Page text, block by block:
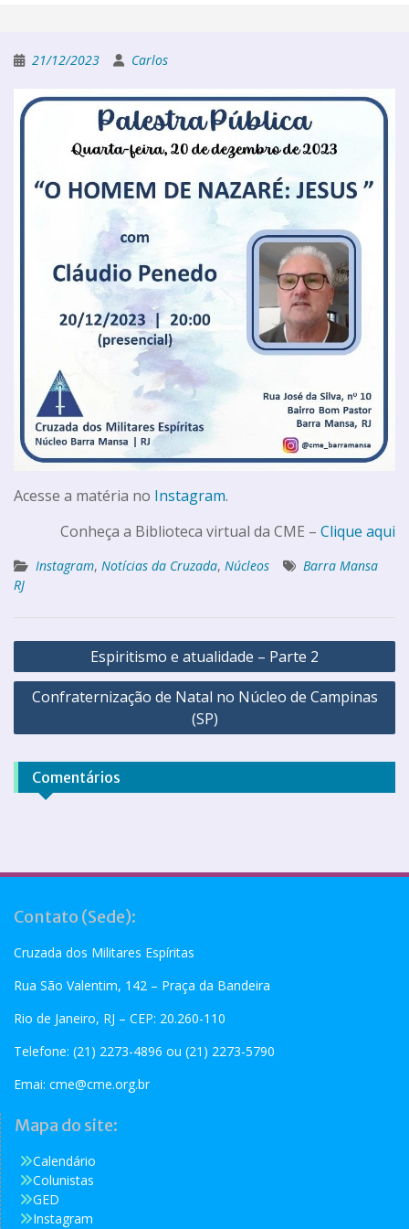
21/12/2023 Carlos
Acesse a matéria no Instagram.
Conheça a Biblioteca virtual da CME – Clique aqui
Instagram, Notícias da Cruzada, Núcleos
Barra Mansa
RJ
Espiritismo e atualidade – Parte 2
Confraternização de Natal no Núcleo de Campinas
(SP)
Comentários
Contato (Sede):
Cruzada dos Militares Espíritas
Rua São Valentim, 142 – Praça da Bandeira
Rio de Janeiro, RJ – CEP: 20.260-110
Telefone: (21) 2273-4896 ou (21) 2273-5790
Emai: cme@cme.org.br
Mapa do site:
Calendário
Colunistas
GED
Instagram